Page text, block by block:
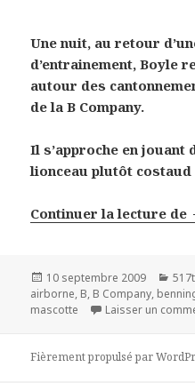
Une nuit, au retour
d’entrainement, Boyle
autour des
de la B Company.
Il s’approche en jouant
lionceau plutôt
Continuer la lecture de
Publié
le
10 septembre 2009
airborne, B, B Company,
mascotte
Laisser un
Fièrement propulsé par